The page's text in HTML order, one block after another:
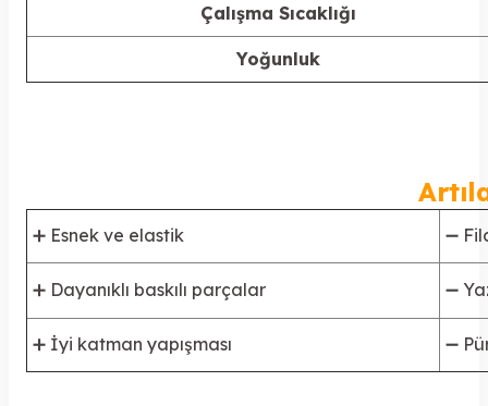
Çalışma Sıcaklığı
Yoğunluk
➕ Esnek ve elastik ➖
➕ Dayanıklı baskılı parçalar ➖
➕ İyi katman yapışması ➖